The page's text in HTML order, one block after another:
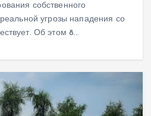
собственного
угрозы нападения со
Об этом 8…